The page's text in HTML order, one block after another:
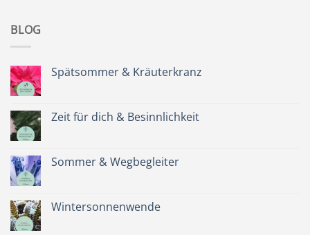
BLOG
Spätsommer & Kräuterkranz
Spätsommer
&
Zeit für dich & Besinnlichkeit
Zeit
für
Sommer & Wegbegleiter
Sommer
&
Wintersonnenwende